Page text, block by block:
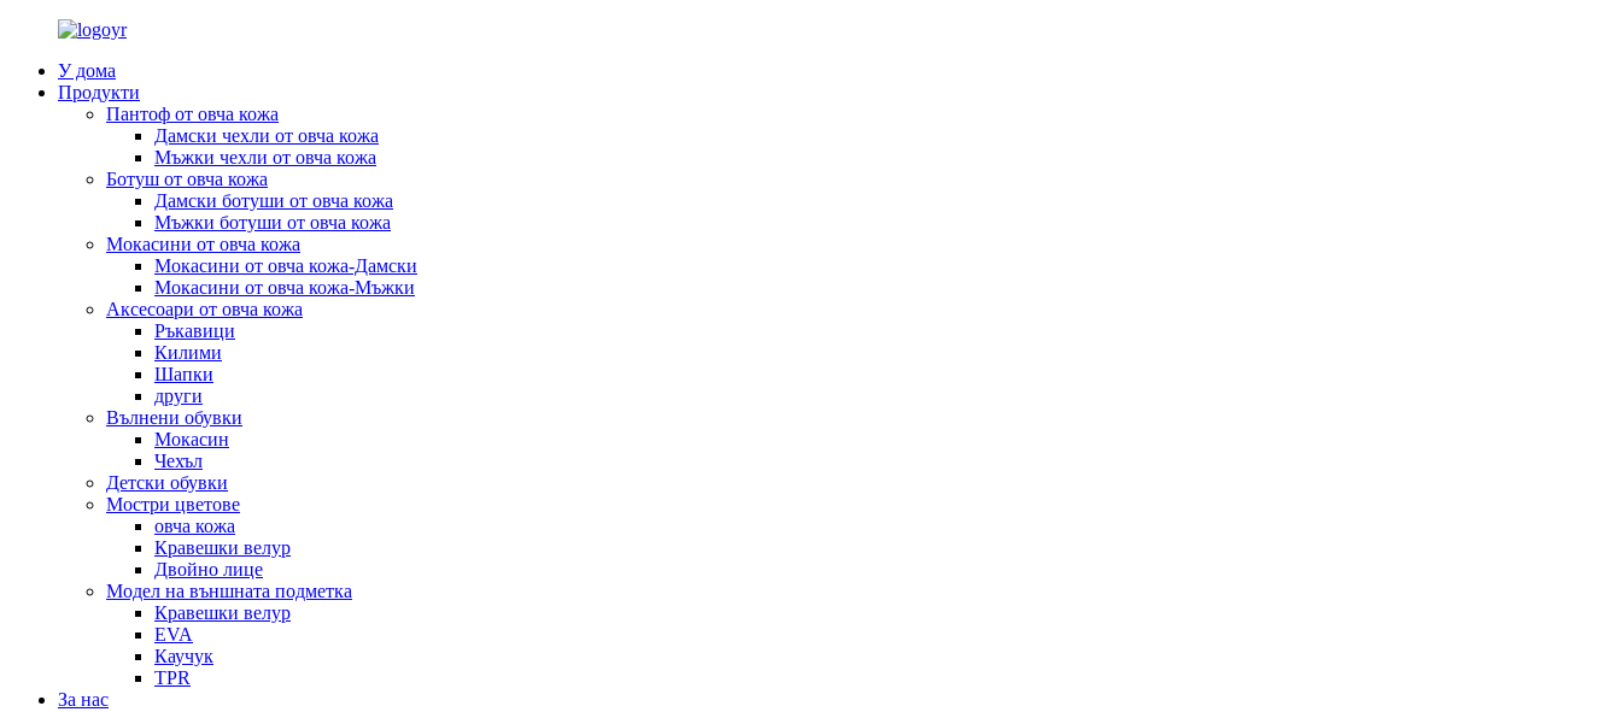
У дома
Продукти
Пантоф от овча кожа
Дамски чехли от овча кожа
Мъжки чехли от овча кожа
Ботуш от овча кожа
Дамски ботуши от овча кожа
Мъжки ботуши от овча кожа
Мокасини от овча кожа
Мокасини от овча кожа-Дамски
Мокасини от овча кожа-Мъжки
Аксесоари от овча кожа
Ръкавици
Килими
Шапки
други
Вълнени обувки
Мокасин
Чехъл
Детски обувки
Мостри цветове
овча кожа
Кравешки велур
Двойно лице
Модел на външната подметка
Кравешки велур
EVA
Каучук
TPR
За нас